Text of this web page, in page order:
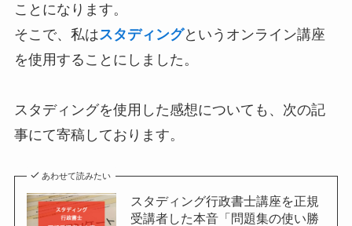
ことになります。
そこで、私はスタディングというオンライン講座
を使用することにしました。
スタディングを使用した感想についても、次の記
事にて寄稿しております。
あわせて読みたい
スタディング行政書士講座を正規
受講者した本音「問題集の使い勝